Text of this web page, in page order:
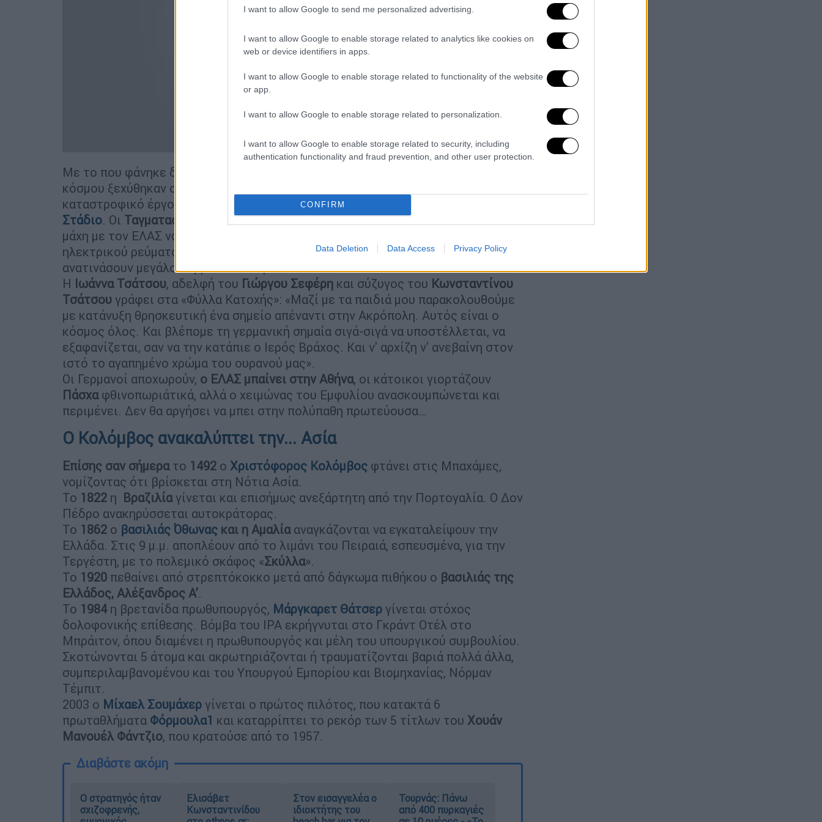
I want to allow Google to send me personalized advertising.
I want to allow Google to enable storage related to analytics like cookies on
web or device identifiers in apps.
I want to allow Google to enable storage related to functionality of the website
or app.
I want to allow Google to enable storage related to personalization.
I want to allow Google to enable storage related to security, including
authentication functionality and fraud prevention, and other user protection.
CONFIRM
Data Deletion Data Access Privacy Policy
Με το που φάνηκε δίχως σημαία ο Ιερός Βράχος της Ακρόπολης, χιλιάδες
κόσμου ξεχύθηκαν στους δρόμους. Δεν έχουν τελειώσει όμως οι Γερμανοί το
καταστροφικό έργο τους:
Ανατινάζουν αποθήκη πυρομαχικών στο
Στάδιο. Οι Ταγματασφαλίτες χτυπούν με όλμους το Μετς. Στον Πειραιά γίνεται
μάχη με τον ΕΛΑΣ να προσπαθεί να κρατήσει το εργοστάσιο παραγωγής
ηλεκτρικού ρεύματος του Κερατσινίου ανέπαφο. Οι Γερμανοί φεύγουν κι
ανατινάσουν μεγάλο κομμάτι του λιμανιού.
Η Ιωάννα Τσάτσου, αδελφή του Γιώργου Σεφέρη και σύζυγος του Κωνσταντίνου
Τσάτσου γράφει στα «Φύλλα Κατοχής»: «Μαζί με τα παιδιά μου παρακολουθούμε
με κατάνυξη θρησκευτική ένα σημείο απέναντι στην Ακρόπολη. Αυτός είναι ο
κόσμος όλος. Και βλέπομε τη γερμανική σημαία σιγά-σιγά να υποστέλλεται, να
εξαφανίζεται, σαν να την κατάπιε ο Ιερός Βράχος. Και ν' αρχίζη ν' ανεβαίνη στον
ιστό το αγαπημένο χρώμα του ουρανού μας».
Οι Γερμανοί αποχωρούν, ο ΕΛΑΣ μπαίνει στην Αθήνα, οι κάτοικοι γιορτάζουν
Πάσχαφθινοπωριάτικά, αλλά ο χειμώνας του Εμφυλίου ανασκουμπώνεται και
περιμένει. Δεν θα αργήσει να μπει στην πολύπαθη πρωτεύουσα…
Ο Κολόμβος ανακαλύπτει την... Ασία
Επίσης σαν σήμερατο 1492 ο Χριστόφορος Κολόμβος φτάνει στις Μπαχάμες,
νομίζοντας ότι βρίσκεται στη Νότια Ασία.
Το 1822 η Βραζιλίαγίνεται και επισήμως ανεξάρτητη από την Πορτογαλία. Ο Δον
Πέδρο ανακηρύσσεται αυτοκράτορας.
Το 1862 ο βασιλιάς Όθωνας και η Αμαλίααναγκάζονται να εγκαταλείψουν την
Ελλάδα. Στις 9 μ.μ. αποπλέουν από το λιμάνι του Πειραιά, εσπευσμένα, για την
Τεργέστη, με το πολεμικό σκάφος «Σκύλλα».
Το 1920 πεθαίνει από στρεπτόκοκκο μετά από δάγκωμα πιθήκου ο βασιλιάς της
Ελλάδος, Αλέξανδρος Α’.
Το 1984η βρετανίδα πρωθυπουργός, Μάργκαρετ Θάτσερ γίνεται στόχος
δολοφονικής επίθεσης. Βόμβα του ΙΡΑ εκρήγνυται στο Γκράντ Οτέλ στο
Μπράιτον, όπου διαμένει η πρωθυπουργός και μέλη του υπουργικού συμβουλίου.
Σκοτώνονται 5 άτομα και ακρωτηριάζονται ή τραυματίζονται βαριά πολλά άλλα,
συμπεριλαμβανομένου και του Υπουργού Εμπορίου και Βιομηχανίας, Νόρμαν
Τέμπιτ.
2003 ο Μίχαελ Σουμάχερ γίνεται ο πρώτος πιλότος, που κατακτά 6
πρωταθλήματα Φόρμουλα1 και καταρρίπτει το ρεκόρ των 5 τίτλων του Χουάν
Μανουέλ Φάντζιο, που κρατούσε από το 1957.
Διαβάστε ακόμη
O στρατηγός ήταν
σχιζοφρενής,
Ελισάβετ
Κωνσταντινίδου
Στον εισαγγελέα ο
ιδιοκτήτης του
Τουρνάς: Πάνω
από 400 πυρκαγιές